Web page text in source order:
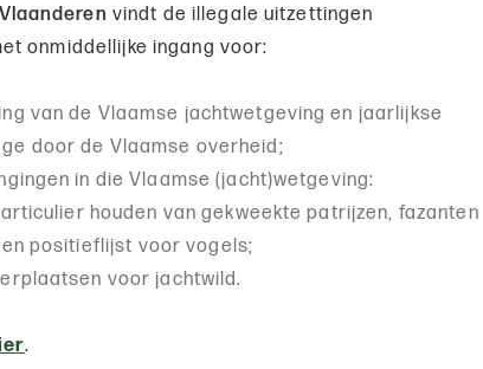
vindt de illegale uitzettingen
onmiddellijke ingang voor:
van de Vlaamse jachtwetgeving en jaarlijkse
door de Vlaamse overheid;
in die Vlaamse (jacht)wetgeving:
houden van gekweekte patrijzen, fazanten
positieflijst voor vogels;
voor jachtwild.
.